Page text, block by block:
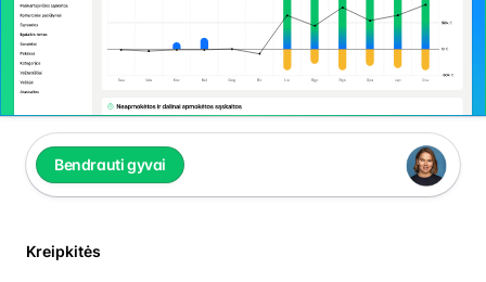
Bendrauti gyvai
Kreipkitės